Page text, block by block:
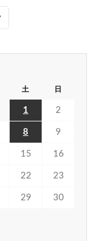
土 日
1 2
8 9
15 16
22 23
29 30